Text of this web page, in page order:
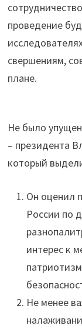
проведение
свершениям,
плане.
Не было
– президента
который
Он оценил
России по
интерес к
Не менее